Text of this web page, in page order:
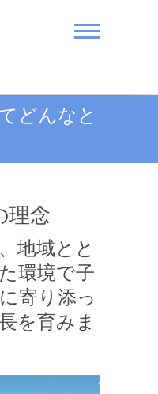
どんなと
理念
地域とと
環境で子
寄り添っ
を育みま